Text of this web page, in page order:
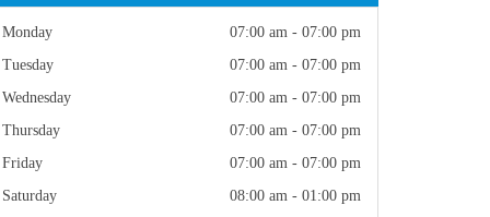
Monday
07:00 am - 07:00 pm
Tuesday
07:00 am - 07:00 pm
Wednesday
07:00 am - 07:00 pm
Thursday
07:00 am - 07:00 pm
Friday
07:00 am - 07:00 pm
Saturday
08:00 am - 01:00 pm